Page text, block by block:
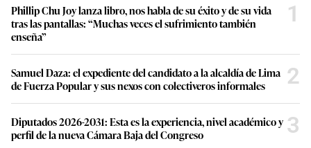
Phillip Chu Joy lanza libro, nos habla de su éxito y de su vida
tras las pantallas: “Muchas veces el sufrimiento también
enseña”
1
Samuel Daza: el expediente del candidato a la alcaldía de Lima
de Fuerza Popular y sus nexos con colectiveros informales
2
Diputados 2026-2031: Esta es la experiencia, nivel académico y
perfil de la nueva Cámara Baja del Congreso
3